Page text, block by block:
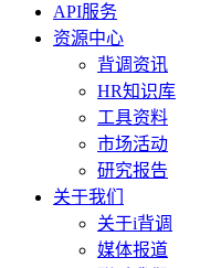
API服务
资源中心
背调资讯
HR知识库
工具资料
市场活动
研究报告
关于我们
关于i背调
媒体报道